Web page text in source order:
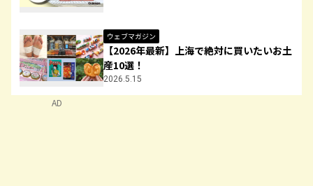
ウェブマガジン
【2026年最新】上海で絶対に買いたいお土
産10選！
2026.5.15
AD